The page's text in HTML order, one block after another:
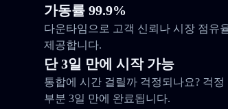
가동률 99.9%
다운타임으로 고객 신뢰나 시장 점유
제공합니다.
단 3일 만에 시작 가능
통합에 시간 걸릴까 걱정되나요? 걱
부분 3일 만에 완료됩니다.